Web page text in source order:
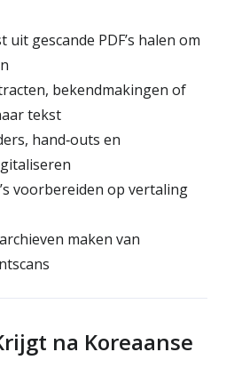
uit gescande PDF’s halen om
bekendmakingen of
tekst
hand‑outs en
voorbereiden op vertaling
maken van
na Koreaanse